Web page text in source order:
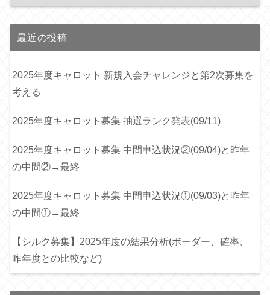
最近の投稿
2025年度キャロット 新規入会チャレンジと第2次募集を
考える
2025年度キャロット募集 抽選ランク発表(09/11)
2025年度キャロット募集 中間申込状況②(09/04)と昨年
の中間②→最終
2025年度キャロット募集 中間申込状況①(09/03)と昨年
の中間①→最終
【シルク募集】2025年度の結果分析(ボーダー、確率、
昨年度との比較など)